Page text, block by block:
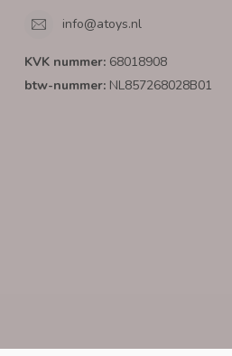
info@atoys.nl
KVK nummer: 68018908
btw-nummer: NL857268028B01